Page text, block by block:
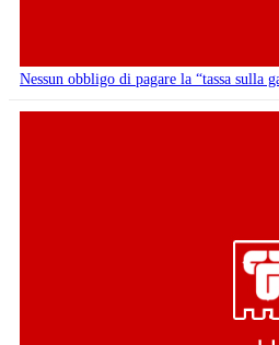
Nessun obbligo di pagare la “tassa sulla